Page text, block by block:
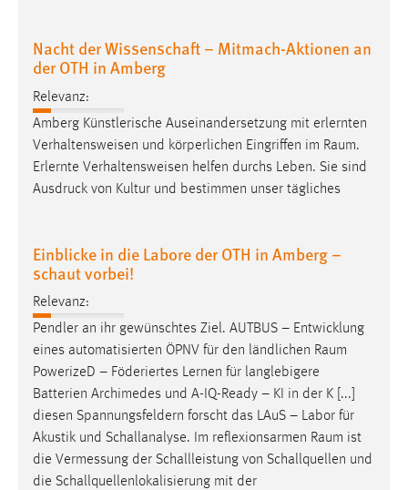
Nacht der Wissenschaft – Mitmach-Aktionen an
der OTH in Amberg
Relevanz:
Amberg Künstlerische Auseinandersetzung mit erlernten
Verhaltensweisen und körperlichen Eingriffen im Raum.
Erlernte Verhaltensweisen helfen durchs Leben. Sie sind
Ausdruck von Kultur und bestimmen unser tägliches
Einblicke in die Labore der OTH in Amberg –
schaut vorbei!
Relevanz:
Pendler an ihr gewünschtes Ziel. AUTBUS – Entwicklung
eines automatisierten ÖPNV für den ländlichen Raum
PowerizeD – Föderiertes Lernen für langlebigere
Batterien Archimedes und A-IQ-Ready – KI in der K [...]
diesen Spannungsfeldern forscht das LAuS – Labor für
Akustik und Schallanalyse. Im reflexionsarmen Raum ist
die Vermessung der Schallleistung von Schallquellen und
die Schallquellenlokalisierung mit der